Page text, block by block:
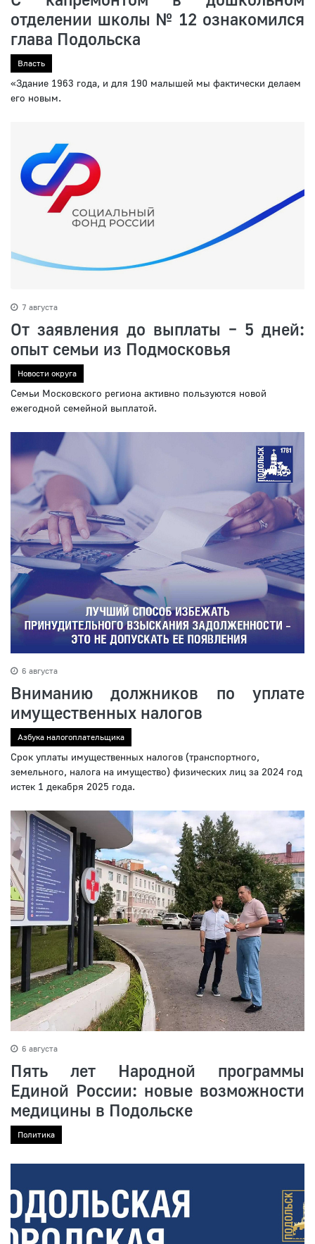
отделении школы № 12 ознакомился
глава Подольска
Власть
«Здание 1963 года, и для 190 малышей мы фактически делаем
его новым.
7 августа
От заявления до выплаты – 5 дней:
опыт семьи из Подмосковья
Новости округа
Семьи Московского региона активно пользуются новой
ежегодной семейной выплатой.
6 августа
Вниманию должников по уплате
имущественных налогов
Азбука налогоплательщика
Срок уплаты имущественных налогов (транспортного,
земельного, налога на имущество) физических лиц за 2024 год
истек 1 декабря 2025 года.
6 августа
Пять лет Народной программы
Единой России: новые возможности
медицины в Подольске
Политика